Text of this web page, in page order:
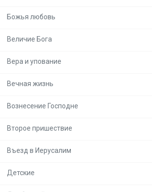
Божья любовь
Величие Бога
Вера и упование
Вечная жизнь
Вознесение Господне
Второе пришествие
Въезд в Иерусалим
Детские